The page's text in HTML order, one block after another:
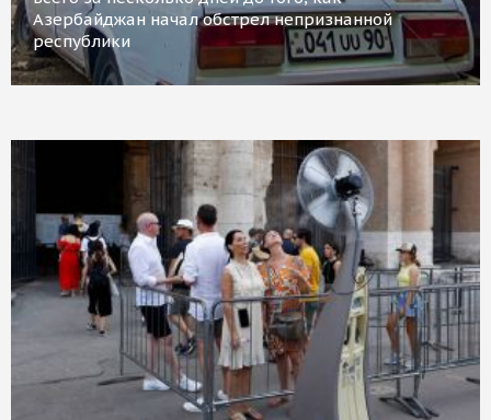
Азербайджан начал обстрел непризнанной
республики